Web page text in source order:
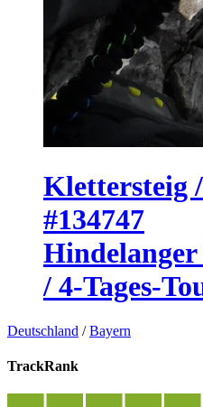
Klettersteig
#134747
/ 4-Tages-
Deutschland /Bayern
TrackRank